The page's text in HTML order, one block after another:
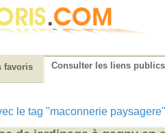
favoris Consulter les liens publics
le tag "maconnerie